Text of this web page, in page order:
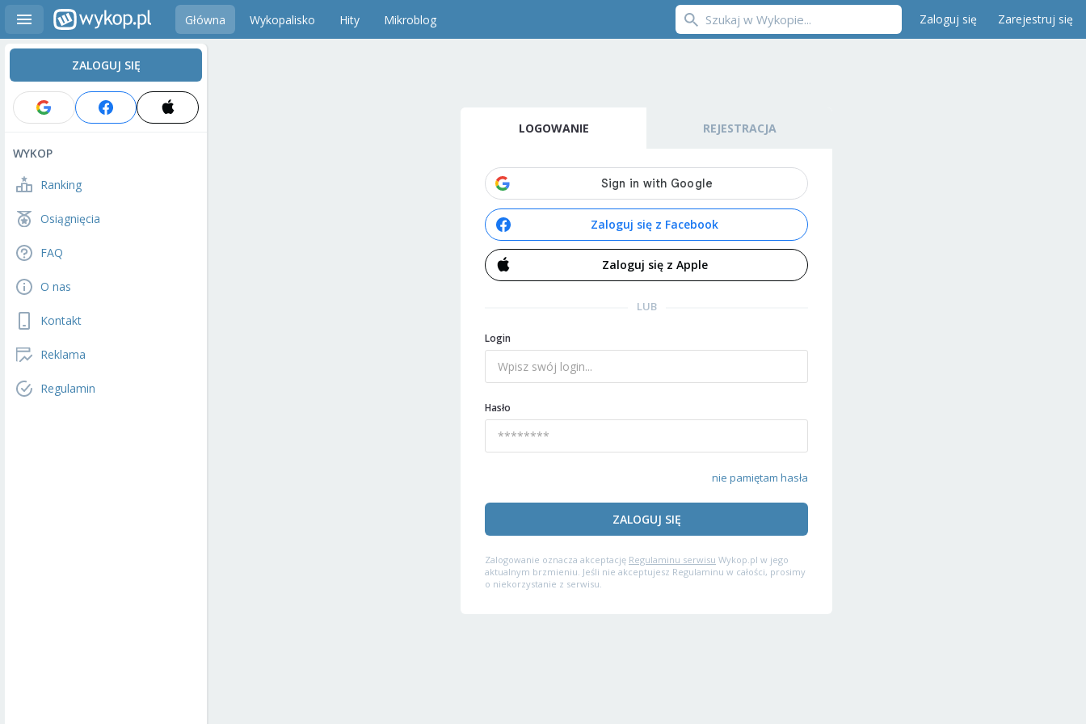
Główna Wykopalisko Hity Mikroblog Zaloguj się Zarejestruj się
ZALOGUJ SIĘ
WYKOP
Ranking
Osiągnięcia
FAQ
O nas
Kontakt
Reklama
Regulamin
LOGOWANIE REJESTRACJA
Zaloguj się z Facebook
Zaloguj się z Apple
LUB
Login
Hasło
nie pamiętam hasła
ZALOGUJ SIĘ
Zalogowanie oznacza akceptację Regulaminu serwisu Wykop.pl w jego
aktualnym brzmieniu. Jeśli nie akceptujesz Regulaminu w całości, prosimy
o niekorzystanie z serwisu.